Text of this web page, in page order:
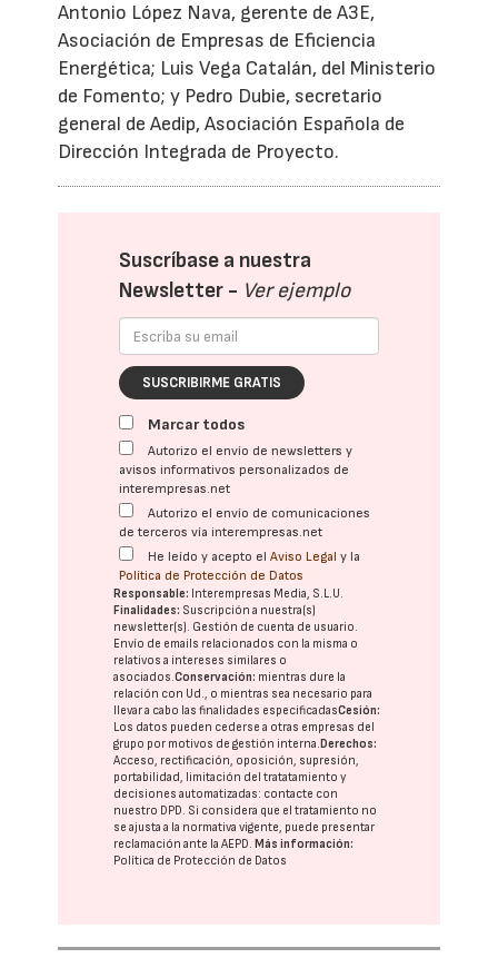
Antonio López Nava, gerente de A3E,
Asociación de Empresas de Eficiencia
Energética; Luis Vega Catalán, del Ministerio
de Fomento; y Pedro Dubie, secretario
general de Aedip, Asociación Española de
Dirección Integrada de Proyecto.
Suscríbase a nuestra
Newsletter - Ver ejemplo
SUSCRIBIRME GRATIS
Marcar todos
Autorizo el envío de newsletters y
avisos informativos personalizados de
interempresas.net
Autorizo el envío de comunicaciones
de terceros vía interempresas.net
He leído y acepto elAviso Legal y la
Política de Protección de Datos
Responsable: Interempresas Media, S.L.U.
Finalidades: Suscripción a nuestra(s)
newsletter(s). Gestión de cuenta de usuario.
Envío de emails relacionados con la misma o
relativos a intereses similares o
asociados.Conservación: mientras dure la
relación con Ud., o mientras sea necesario para
llevar a cabo las finalidades especificadasCesión:
Los datos pueden cederse a otras empresas del
grupo por motivos de gestión interna. Derechos:
Acceso, rectificación, oposición, supresión,
portabilidad, limitación del tratatamiento y
decisiones automatizadas: contacte con
nuestro DPD. Si considera que el tratamiento no
se ajusta a la normativa vigente, puede presentar
reclamación ante laAEPD. Más información:
Política de Protección de Datos